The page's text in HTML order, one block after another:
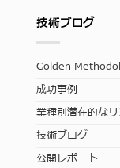
技術ブログ
Golden
成功事例
業種別潜在的な
技術ブログ
公開レポート